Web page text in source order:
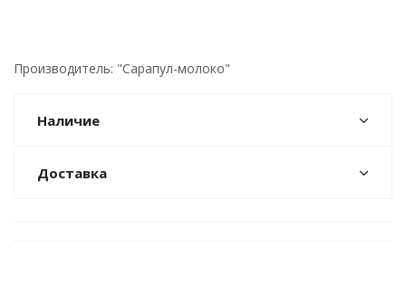
Производитель: "Сарапул-молоко"
Наличие
Доставка